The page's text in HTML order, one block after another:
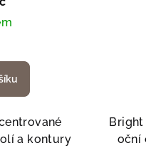
a kontury
Bright
oční